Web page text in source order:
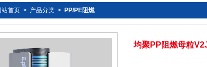
物 PVC 无卤阻燃剂 PE阻燃母粒，聚丙烯阻燃 ，PP阻
脂阻燃，玻璃钢抗老化化，POM抗老化，PPO 抗老
站首页 > 产品分类 > PP/PE阻燃
均聚PP阻燃母粒